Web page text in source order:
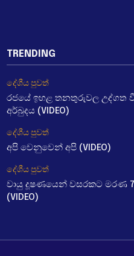
TRENDING
දේශීය පුවත්
රජයේ ඉහළ තනතුරුවල උද්ගත
අර්බුදය (VIDEO)
දේශීය පුවත්
අපි වෙනුවෙන් අපි (VIDEO)
දේශීය පුවත්
වායු දූෂණයෙන් වසරකට මරණ
(VIDEO)